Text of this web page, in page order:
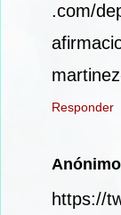
.com/
Responder
Anónimo
https://